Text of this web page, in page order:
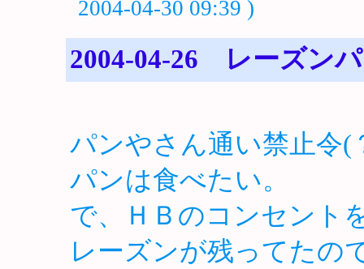
2004-04-30 09:39 )
2004-04-26 レーズン
パンやさん通い禁止令(
パンは食べたい。
で、ＨＢのコンセント
レーズンが残ってたの